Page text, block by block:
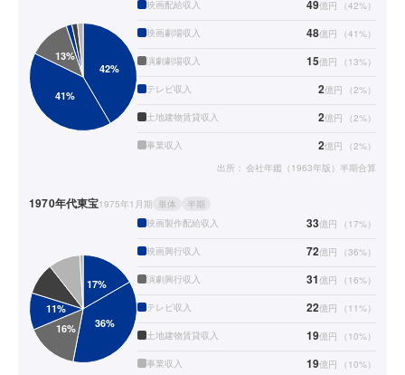
映画配給収入
49億円 （42%）
映画劇場収入 48億円 （41%）
演劇劇場収入 15億円 （ 13%）
テレビ収入 2億円 （2%）
土地建物賃貸収入 2億円 （2%）
事業収入 2億円 （2%）
出所： 会社年鑑（1963年版）半期合算
1970年代東宝1975年1月期 単体
半期
映画製作配給収入
33億円 （ 17%）
映画興行収入 72億円 （36%）
演劇興行収入 31億円 （ 16%）
テレビ収入 22億円 （ 11%）
土地建物賃貸収入 19億円 （ 10%）
事業収入 19億円 （ 10%）